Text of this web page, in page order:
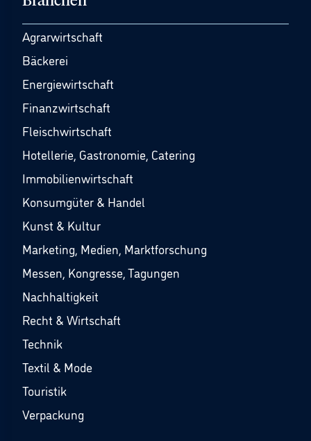
Agrarwirtschaft
Bäckerei
Energiewirtschaft
Finanzwirtschaft
Fleischwirtschaft
Hotellerie, Gastronomie, Catering
Immobilienwirtschaft
Konsumgüter & Handel
Kunst & Kultur
Marketing, Medien, Marktforschung
Messen, Kongresse, Tagungen
Nachhaltigkeit
Recht & Wirtschaft
Technik
Textil & Mode
Touristik
Verpackung